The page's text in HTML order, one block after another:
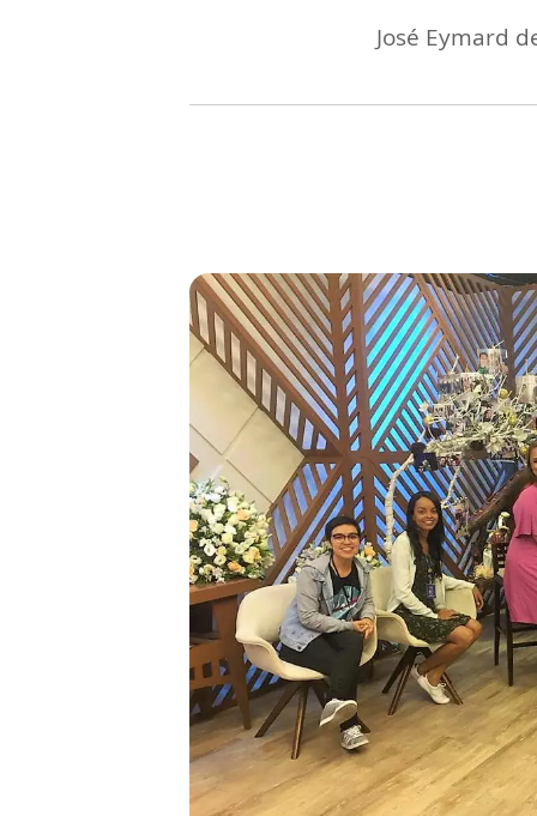
José Eymard